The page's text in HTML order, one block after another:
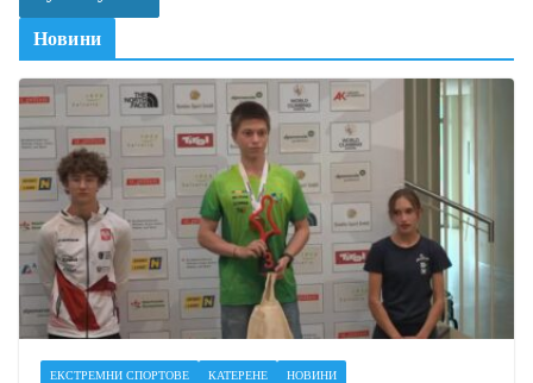
Новини
ЕКСТРЕМНИ СПОРТОВЕ КАТЕРЕНЕ НОВИНИ